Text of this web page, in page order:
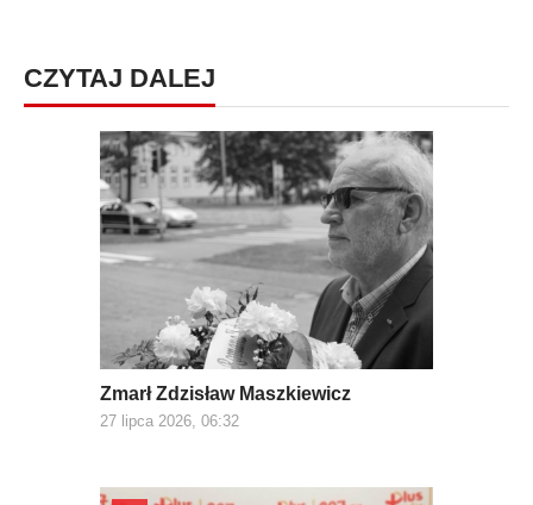
CZYTAJ DALEJ
Zmarł Zdzisław Maszkiewicz
27 lipca 2026, 06:32